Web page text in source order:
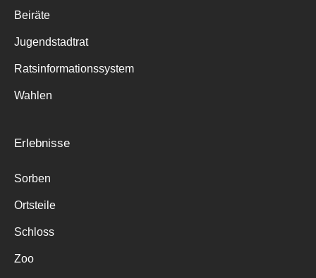
Beiräte
Jugendstadtrat
Ratsinformationssystem
Wahlen
Erlebnisse
Sorben
Ortsteile
Schloss
Zoo